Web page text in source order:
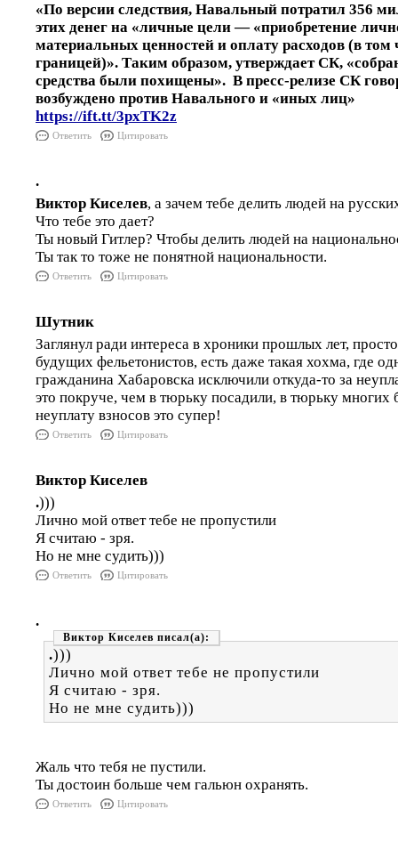
«По версии следствия, Навальный потратил 356
этих денег на «личные цели — «приобретение
материальных ценностей и оплату расходов (в том
границей)». Таким образом, утверждает СК,
средства были похищены». В пресс-релизе СК
возбуждено против Навального и «иных лиц»
https://ift.tt/3pxTK2z
Ответить Цитировать
.
Виктор Киселев, а зачем тебе делить людей на
Что тебе это дает?
Ты новый Гитлер? Чтобы делить людей на
Ты так то тоже не понятной национальности.
Ответить Цитировать
Шутник
Заглянул ради интереса в хроники прошлых лет,
будущих фельетонистов, есть даже такая хохма, где
гражданина Хабаровска исключили откуда-то за
это покруче, чем в тюрьку посадили, в тюрьку многих
неуплату взносов это супер!
Ответить Цитировать
Виктор Киселев
.)))
Лично мой ответ тебе не пропустили
Я считаю - зря.
Но не мне судить)))
Ответить Цитировать
.
Виктор Киселев
.)))
Лично мой ответ тебе не пропустили
Я считаю - зря.
Но не мне судить)))
Жаль что тебя не пустили.
Ты достоин больше чем гальюн охранять.
Ответить Цитировать